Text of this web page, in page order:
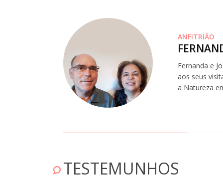
ANFITRIÃO
Fernanda e
aos seus
a Natureza
TESTEMUNHOS
experiência para recarregar baterias, num lugar calmo e muito
A casa está bem recuperada e mobilada, a piscina é excelente